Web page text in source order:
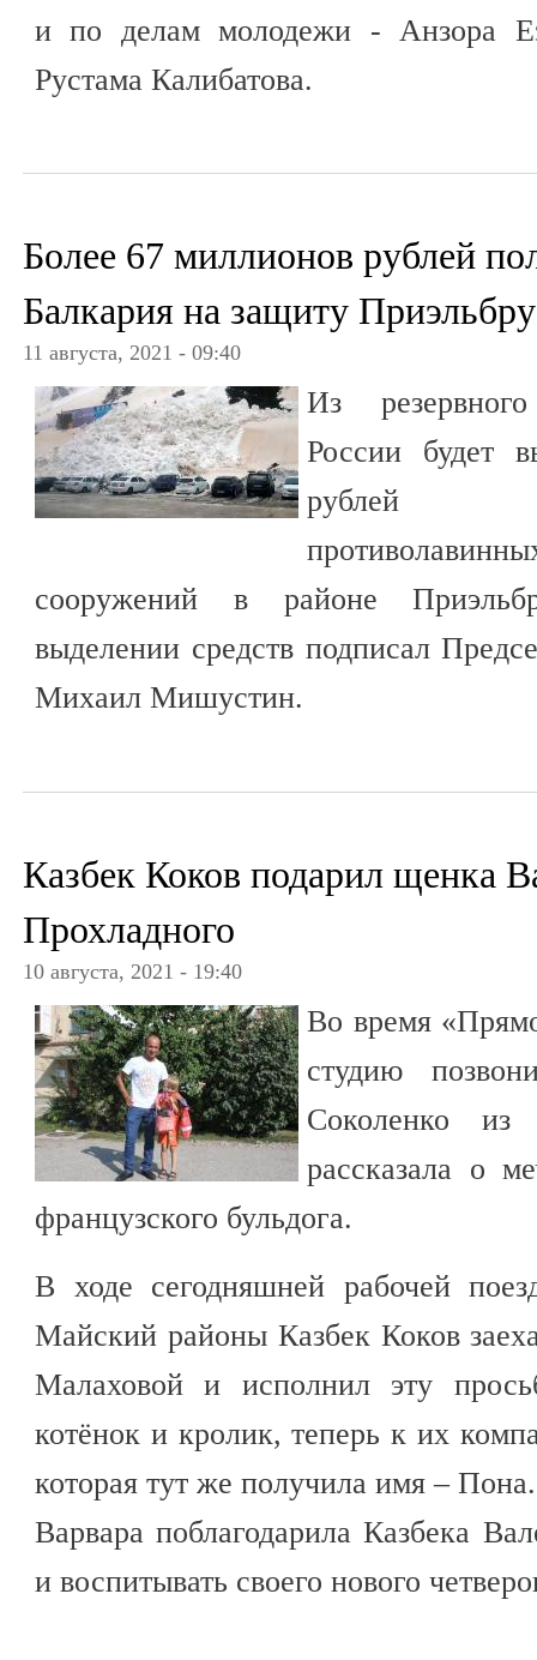
и по делам молодежи - Анзора
Рустама Калибатова.
Более 67 миллионов рублей
Балкария на защиту
11 августа, 2021 - 09:40
Из
России будет
рублей
сооружений в районе
выделении средств подписал
Михаил Мишустин.
Казбек Коков подарил щенка
Прохладного
10 августа, 2021 - 19:40
Во время
студию
Соколенко из
рассказала о
французского бульдога.
В ходе сегодняшней рабочей
Майский районы Казбек Коков
Малаховой и исполнил эту
котёнок и кролик, теперь к их
которая тут же получила имя –
Варвара поблагодарила Казбека
и воспитывать своего нового